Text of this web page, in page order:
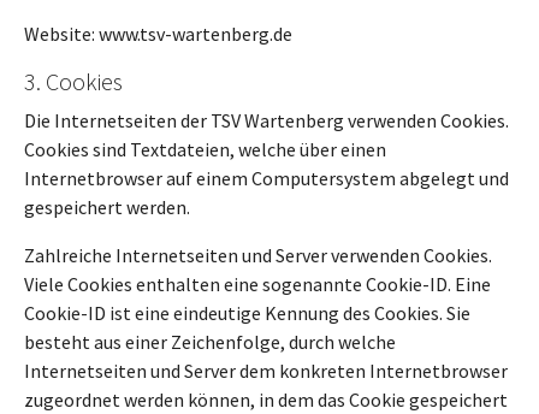
Website: www.tsv-wartenberg.de
3. Cookies
Die Internetseiten der TSV Wartenberg verwenden Cookies.
Cookies sind Textdateien, welche über einen
Internetbrowser auf einem Computersystem abgelegt und
gespeichert werden.
Zahlreiche Internetseiten und Server verwenden Cookies.
Viele Cookies enthalten eine sogenannte Cookie-ID. Eine
Cookie-ID ist eine eindeutige Kennung des Cookies. Sie
besteht aus einer Zeichenfolge, durch welche
Internetseiten und Server dem konkreten Internetbrowser
zugeordnet werden können, in dem das Cookie gespeichert